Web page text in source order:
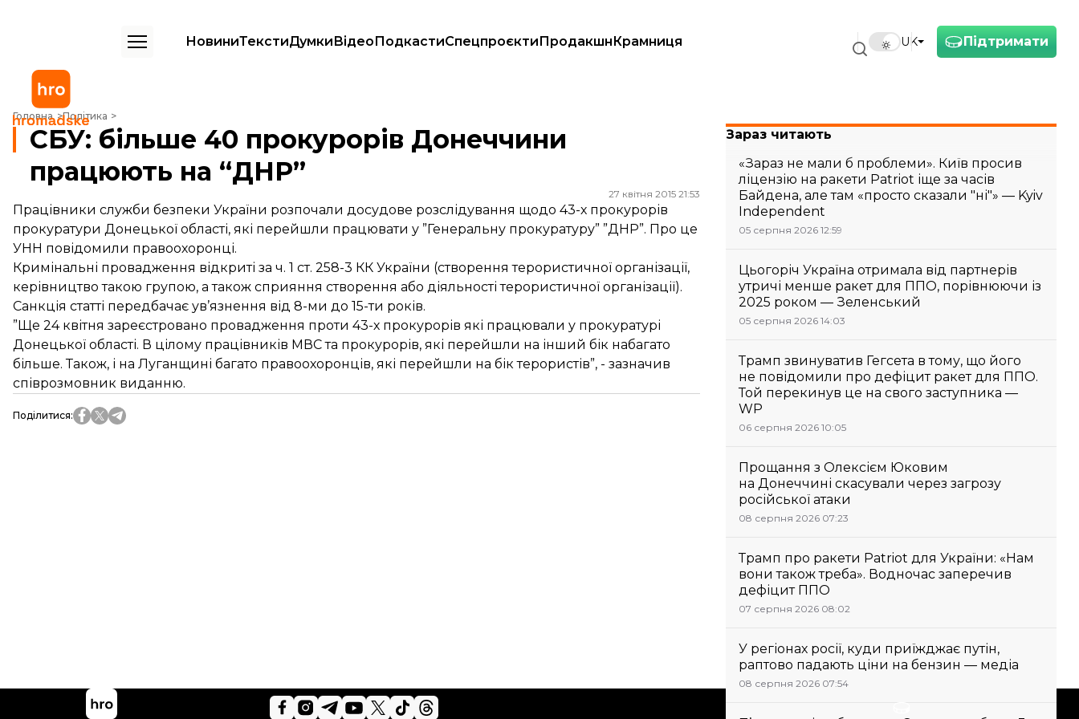
Підтримати
UK
НовиниТекстиДумкиВідеоПодкастиСпецпроєктиПродакшнКрамниця
Головна Політика
СБУ: більше 40 прокурорів Донеччини працюють на “ДНР”
СБУ: більше 40 прокурорів Донеччини
працюють на “ДНР”
27 квітня 2015 21:53
Працівники служби безпеки України розпочали досудове розслідування щодо 43-х прокурорів
прокуратури Донецької області, які перейшли працювати у ”Генеральну прокуратуру” ”ДНР”. Про це
УНН повідомили правоохоронці.
Кримінальні провадження відкриті за ч. 1 ст. 258-3 КК України (створення терористичної організації,
керівництво такою групою, а також сприяння створення або діяльності терористичної організації).
Санкція статті передбачає ув’язнення від 8-ми до 15-ти років.
”Ще 24 квітня зареєстровано провадження проти 43-х прокурорів які працювали у прокуратурі
Донецької області. В цілому працівників МВС та прокурорів, які перейшли на інший бік набагато
більше. Також, і на Луганщині багато правоохоронців, які перейшли на бік терористів”, - зазначив
співрозмовник виданню.
Поділитися:
Зараз читають
«Зараз не мали б проблеми». Київ просив
ліцензію на ракети Patriot іще за часів
Байдена, але там «просто сказали "ні"» — Kyiv
Independent
05 серпня 2026 12:59
Цьогоріч Україна отримала від партнерів
утричі менше ракет для ППО, порівнюючи із
2025 роком — Зеленський
05 серпня 2026 14:03
Трамп звинуватив Гегсета в тому, що його
не повідомили про дефіцит ракет для ППО.
Той перекинув це на свого заступника —
WP
06 серпня 2026 10:05
Прощання з Олексієм Юковим
на Донеччині скасували через загрозу
російської атаки
08 серпня 2026 07:23
Трамп про ракети Patriot для України: «Нам
вони також треба». Водночас заперечив
дефіцит ППО
07 серпня 2026 08:02
У регіонах росії, куди приїжджає путін,
раптово падають ціни на бензин — медіа
08 серпня 2026 07:54